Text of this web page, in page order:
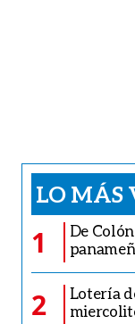
LO MÁS
1
De
2
Lotería